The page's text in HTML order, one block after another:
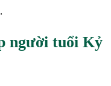
người tuổi Kỷ